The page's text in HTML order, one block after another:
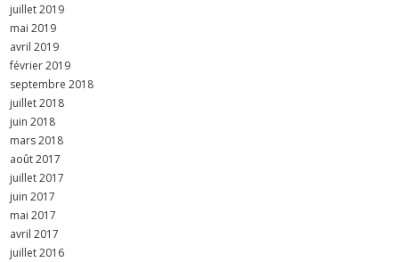
juillet 2019
mai 2019
avril 2019
février 2019
septembre 2018
juillet 2018
juin 2018
mars 2018
août 2017
juillet 2017
juin 2017
mai 2017
avril 2017
juillet 2016